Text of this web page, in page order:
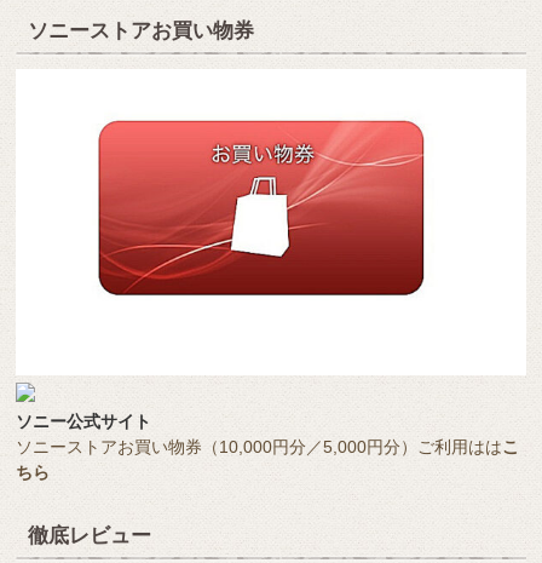
ソニーストアお買い物券
ソニー公式サイト
ソニーストアお買い物券（10,000円分／5,000円分）ご利用ははこ
ちら
徹底レビュー